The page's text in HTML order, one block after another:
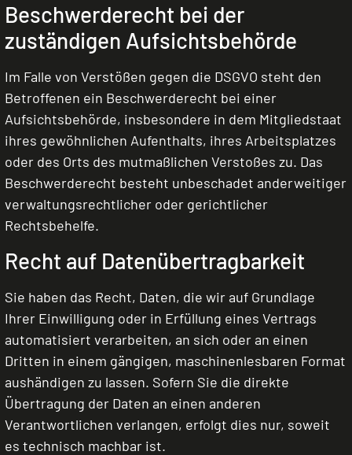
Beschwerde­recht bei der
zuständigen Aufsichts­behörde
Im Falle von Verstößen gegen die DSGVO steht den
Betroffenen ein Beschwerderecht bei einer
Aufsichtsbehörde, insbesondere in dem Mitgliedstaat
ihres gewöhnlichen Aufenthalts, ihres Arbeitsplatzes
oder des Orts des mutmaßlichen Verstoßes zu. Das
Beschwerderecht besteht unbeschadet anderweitiger
verwaltungsrechtlicher oder gerichtlicher
Rechtsbehelfe.
Recht auf Daten­übertrag­barkeit
Sie haben das Recht, Daten, die wir auf Grundlage
Ihrer Einwilligung oder in Erfüllung eines Vertrags
automatisiert verarbeiten, an sich oder an einen
Dritten in einem gängigen, maschinenlesbaren Format
aushändigen zu lassen. Sofern Sie die direkte
Übertragung der Daten an einen anderen
Verantwortlichen verlangen, erfolgt dies nur, soweit
es technisch machbar ist.